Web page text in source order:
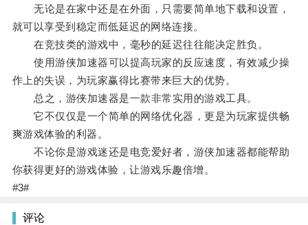
无论是在家中还是在外面，只需要简单地下载和设置，
就可以享受到稳定而低延迟的网络连接。
在竞技类的游戏中，毫秒的延迟往往能决定胜负。
使用游侠加速器可以提高玩家的反应速度，有效减少操
作上的失误，为玩家赢得比赛带来巨大的优势。
总之，游侠加速器是一款非常实用的游戏工具。
它不仅仅是一个简单的网络优化器，更是为玩家提供畅
爽游戏体验的利器。
不论你是游戏迷还是电竞爱好者，游侠加速器都能帮助
你获得更好的游戏体验，让游戏乐趣倍增。
#3#
评论